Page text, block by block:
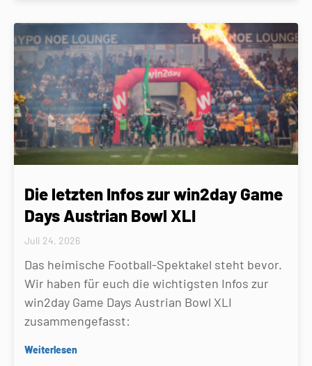
Die letzten Infos zur win2day Game
Days Austrian Bowl XLI
Juli 24, 2026
Das heimische Football-Spektakel steht bevor.
Wir haben für euch die wichtigsten Infos zur
win2day Game Days Austrian Bowl XLI
zusammengefasst:
Weiterlesen